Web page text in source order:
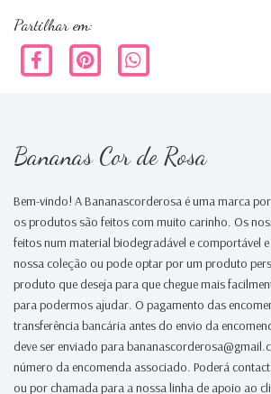
Partilhar em:
Bananas Cor de Rosa
Bem-vindo! A Bananascorderosa é uma marca
os produtos são feitos com muito carinho. Os
feitos num material biodegradável e comportável
nossa coleção ou pode optar por um produto
produto que deseja para que chegue mais
para podermos ajudar. O pagamento das
transferência bancária antes do envio da
deve ser enviado para
número da encomenda associado. Poderá
ou por chamada para a nossa linha de apoio ao